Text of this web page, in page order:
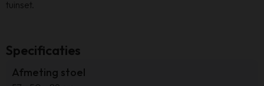
tuinset.
Specificaties
Afmeting stoel